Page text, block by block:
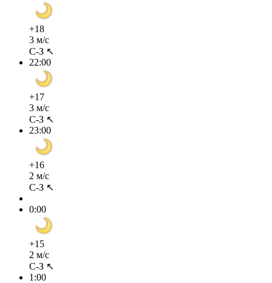
+18
3 м/с
С-З ↖
22:00
+17
3 м/с
С-З ↖
23:00
+16
2 м/с
С-З ↖
0:00
+15
2 м/с
С-З ↖
1:00